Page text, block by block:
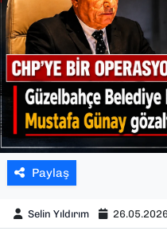
Paylaş
Selin Yıldırım
YAŞAM
YEREL